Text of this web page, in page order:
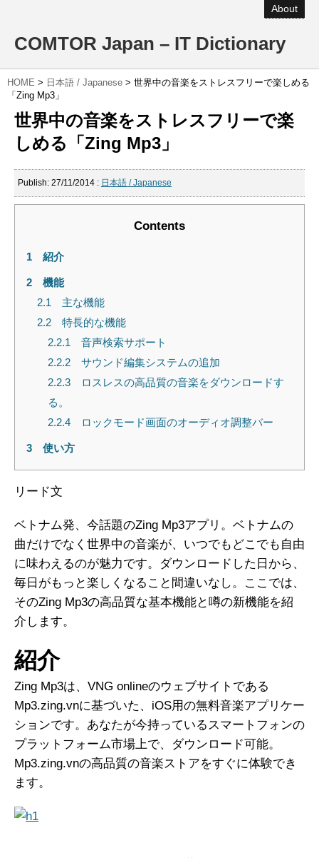
About
COMTOR Japan – IT Dictionary
HOME > 日本語 / Japanese > 世界中の音楽をストレスフリーで楽しめる
「Zing Mp3」
世界中の音楽をストレスフリーで楽
しめる「Zing Mp3」
Publish: 27/11/2014 : 日本語 / Japanese
Contents
1 紹介
2
機能
2.1
主な機能
2.2
特長的な機能
2.2.1
音声検索サポート
2.2.2
サウンド編集システムの追加
2.2.3
ロスレスの高品質の音楽をダウンロードす
る。
2.2.4
ロックモード画面のオーディオ調整バー
3 使い方
リード文
ベトナム発、今話題のZing Mp3アプリ。ベトナムの
曲だけでなく世界中の音楽が、いつでもどこでも自由
に味わえるのが魅力です。ダウンロードした日から、
毎日がもっと楽しくなること間違いなし。ここでは、
そのZing Mp3の高品質な基本機能と噂の新機能を紹
介します。
紹介
Zing Mp3は、VNG onlineのウェブサイトである
Mp3.zing.vnに基づいた、iOS用の無料音楽アプリケー
ションです。あなたが今持っているスマートフォンの
プラットフォーム市場上で、ダウンロード可能。
Mp3.zing.vnの高品質の音楽ストアをすぐに体験でき
ます。